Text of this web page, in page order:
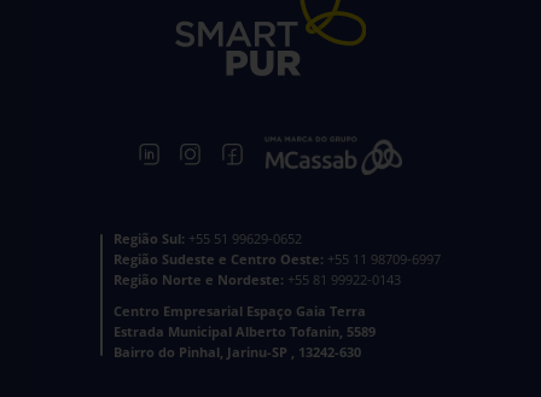
Região Sul: +55 51 99629-0652
Região Sudeste e Centro Oeste: +55 11 98709-6997
Região Norte e Nordeste: +55 81 99922-0143
Centro Empresarial Espaço Gaia Terra
Estrada Municipal Alberto Tofanin, 5589
Bairro do Pinhal, Jarinu-SP , 13242-630